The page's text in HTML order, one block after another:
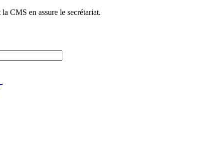
CMS en assure le secrétariat.